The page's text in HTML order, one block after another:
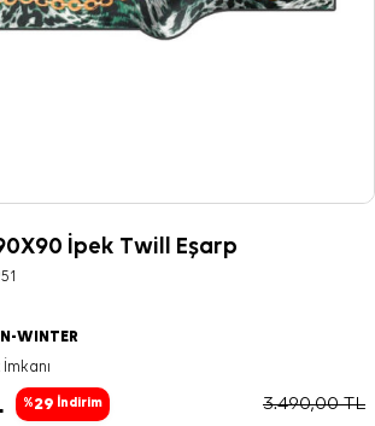
İpek Twill Eşarp
WINTER
%29 İndirim 3.490,00TL